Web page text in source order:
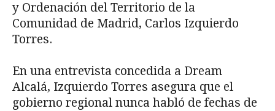
y Ordenación del Territorio de la
Comunidad de Madrid, Carlos Izquierdo
Torres.
En una entrevista concedida a Dream
Alcalá, Izquierdo Torres asegura que el
gobierno regional nunca habló de fechas de